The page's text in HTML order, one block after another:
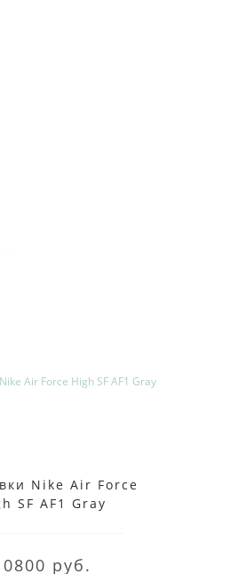
Nike Air Force
SF AF1 Gray
руб.